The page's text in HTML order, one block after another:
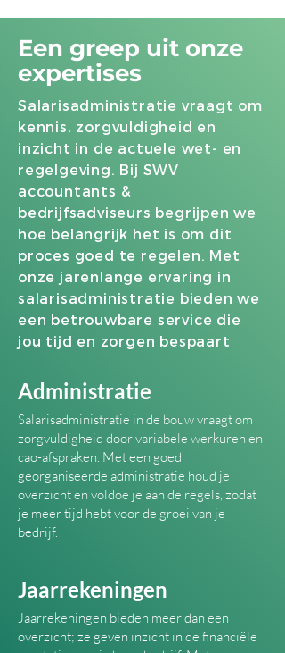
Een greep uit onze
expertises
Salarisadministratie vraagt om
kennis, zorgvuldigheid en
inzicht in de actuele wet- en
regelgeving. Bij SWV
accountants &
bedrijfsadviseurs begrijpen we
hoe belangrijk het is om dit
proces goed te regelen. Met
onze jarenlange ervaring in
salarisadministratie bieden we
een betrouwbare service die
jou tijd en zorgen bespaart
Administratie
Salarisadministratie in de bouw vraagt om
zorgvuldigheid door variabele werkuren en
cao-afspraken. Met een goed
georganiseerde administratie houd je
overzicht en voldoe je aan de regels, zodat
je meer tijd hebt voor de groei van je
bedrijf.
Jaarrekeningen
Jaarrekeningen bieden meer dan een
overzicht; ze geven inzicht in de financiële